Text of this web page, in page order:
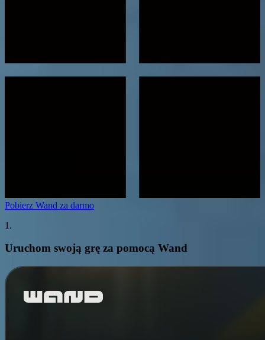
Pobierz Wand za darmo
1.
Uruchom swoją grę za pomocą Wand